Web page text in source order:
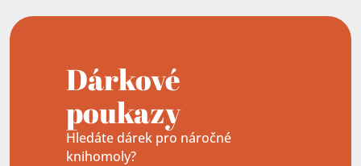
Dárkové
poukazy
Hledáte dárek pro náročné
knihomoly?